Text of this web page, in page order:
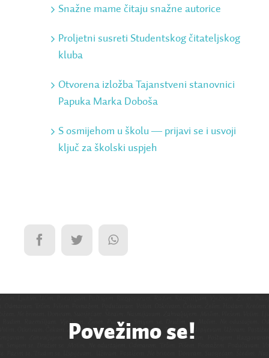
Snažne mame čitaju snažne autorice
Proljetni susreti Studentskog čitateljskog
kluba
Otvorena izložba Tajanstveni stanovnici
Papuka Marka Doboša
S osmijehom u školu ― prijavi se i usvoji
ključ za školski uspjeh
Povežimo se!